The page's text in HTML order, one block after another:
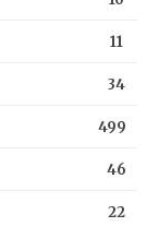
11
34
499
46
22